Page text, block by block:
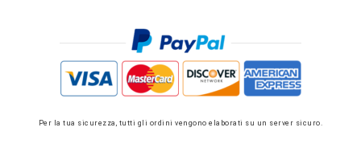
Per la tua sicurezza, tutti gli ordini vengono elaborati su un server sicuro.